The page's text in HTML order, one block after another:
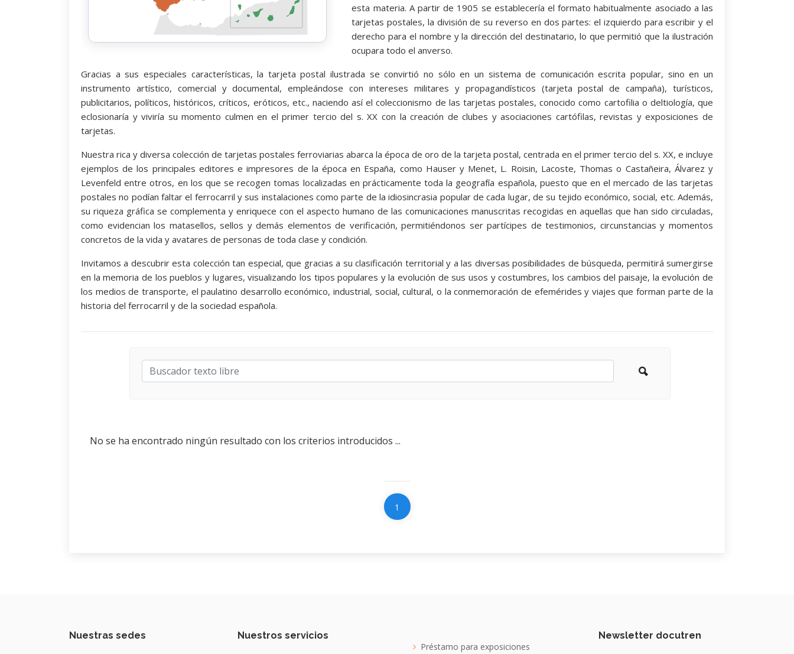
esta materia. A partir de 1905 se establecería el formato habitualmente asociado a las
tarjetas postales, la división de su reverso en dos partes: el izquierdo para escribir y el
derecho para el nombre y la dirección del destinatario, lo que permitió que la ilustración
ocupara todo el anverso.
Gracias a sus especiales características, la tarjeta postal ilustrada se convirtió no sólo en un sistema de comunicación escrita popular, sino en un
instrumento artístico, comercial y documental, empleándose con intereses militares y propagandísticos (tarjeta postal de campaña), turísticos,
publicitarios, políticos, históricos, críticos, eróticos, etc., naciendo así el coleccionismo de las tarjetas postales, conocido como cartofilia o deltiología, que
eclosionaría y viviría su momento culmen en el primer tercio del s. XX con la creación de clubes y asociaciones cartófilas, revistas y exposiciones de
tarjetas.
Nuestra rica y diversa colección de tarjetas postales ferroviarias abarca la época de oro de la tarjeta postal, centrada en el primer tercio del s. XX, e incluye
ejemplos de los principales editores e impresores de la época en España, como Hauser y Menet, L. Roisin, Lacoste, Thomas o Castañeira, Álvarez y
Levenfeld entre otros, en los que se recogen tomas localizadas en prácticamente toda la geografía española, puesto que en el mercado de las tarjetas
postales no podían faltar el ferrocarril y sus instalaciones como parte de la idiosincrasia popular de cada lugar, de su tejido económico, social, etc. Además,
su riqueza gráfica se complementa y enriquece con el aspecto humano de las comunicaciones manuscritas recogidas en aquellas que han sido circuladas,
como evidencian los matasellos, sellos y demás elementos de verificación, permitiéndonos ser partícipes de testimonios, circunstancias y momentos
concretos de la vida y avatares de personas de toda clase y condición.
Invitamos a descubrir esta colección tan especial, que gracias a su clasificación territorial y a las diversas posibilidades de búsqueda, permitirá sumergirse
en la memoria de los pueblos y lugares, visualizando los tipos populares y la evolución de sus usos y costumbres, los cambios del paisaje, la evolución de
los medios de transporte, el paulatino desarrollo económico, industrial, social, cultural, o la conmemoración de efemérides y viajes que forman parte de la
historia del ferrocarril y de la sociedad española.
No se ha encontrado ningún resultado con los criterios introducidos ...
1
Nuestras sedes
Nuestros servicios
Préstamo para exposiciones
Newsletter docutren